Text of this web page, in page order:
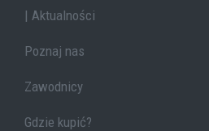
| Aktualności
Poznaj nas
Zawodnicy
Gdzie kupić?